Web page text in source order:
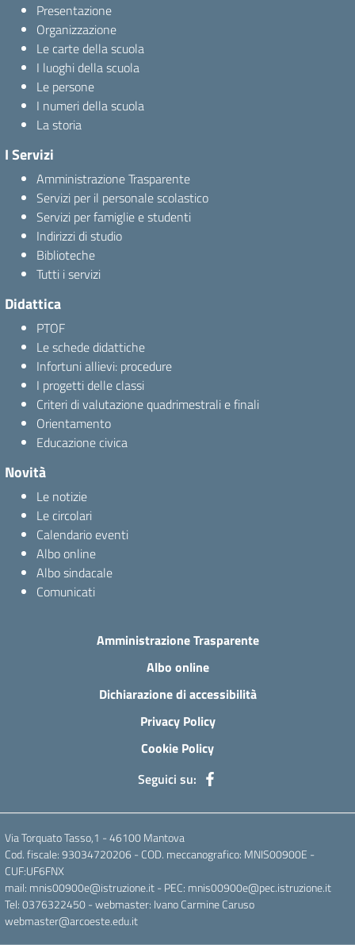
Presentazione
Organizzazione
Le carte della scuola
I luoghi della scuola
Le persone
I numeri della scuola
La storia
I Servizi
Amministrazione Trasparente
Servizi per il personale scolastico
Servizi per famiglie e studenti
Indirizzi di studio
Biblioteche
Tutti i servizi
Didattica
PTOF
Le schede didattiche
Infortuni allievi: procedure
I progetti delle classi
Criteri di valutazione quadrimestrali e finali
Orientamento
Educazione civica
Novità
Le notizie
Le circolari
Calendario eventi
Albo online
Albo sindacale
Comunicati
Amministrazione Trasparente
Albo online
Dichiarazione di accessibilità
Privacy Policy
Cookie Policy
Seguici su:
Via Torquato Tasso,1 - 46100 Mantova
Cod. fiscale: 93034720206 - COD. meccanografico: MNIS00900E -
CUF:UF6FNX
mail: mnis00900e@istruzione.it - PEC: mnis00900e@pec.istruzione.it
Tel: 0376322450 - webmaster: Ivano Carmine Caruso
webmaster@arcoeste.edu.it